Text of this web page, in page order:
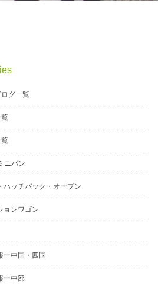
グ一覧
覧
ニバン
ハッチバック・オープン
ョンワゴン
ー中国・四国
ー中部